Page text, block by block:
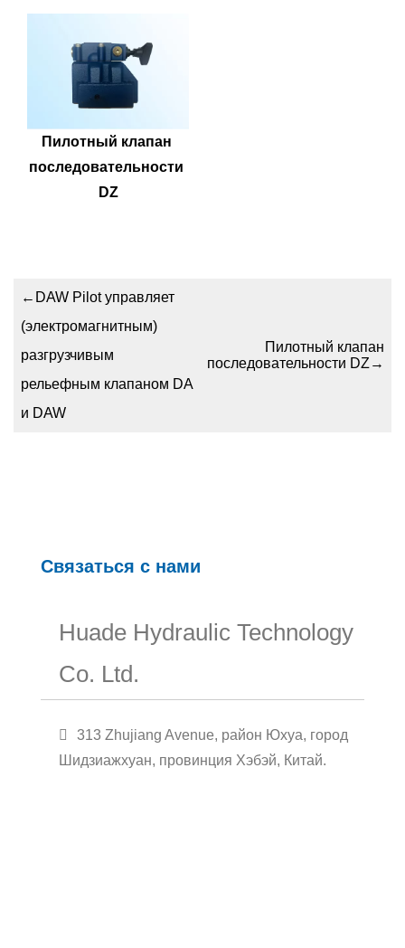
Пилотный клапан
последовательности
DZ
← DAW Pilot управляет
(электромагнитным)
разгрузчивым
рельефным клапаном DA
и DAW
Пилотный клапан
последовательности DZ→
Связаться с нами
Huade Hydraulic Technology
Co. Ltd.
313 Zhujiang Avenue, район Юхуа, город
Шидзиажхуан, провинция Хэбэй, Китай.